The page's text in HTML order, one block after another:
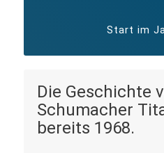
Start im
Die Geschichte
Schumacher
bereits 1968.